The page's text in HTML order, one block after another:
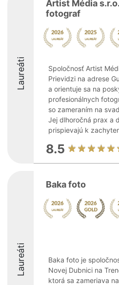
Laureáti
Artist Média
fotograf
Spoločnosť Artist
Prievidzi na adrese
a orientuje sa na
profesionálnych
so zameraním na
Jej dlhoročná prax a
prispievajú k
8.5
Laureáti
Baka foto
Baka foto je
Novej Dubnici na
ktorá sa zameriava